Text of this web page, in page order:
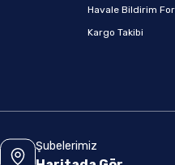
Havale Bildirim
Kargo Takibi
Şubelerimiz